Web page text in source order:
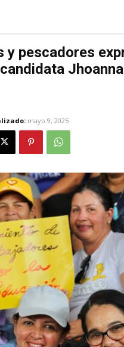
y pescadores
Jhoanna
mayo 9, 2025